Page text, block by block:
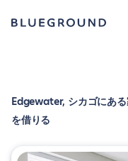
Edgewater, シカゴにあ
を借りる